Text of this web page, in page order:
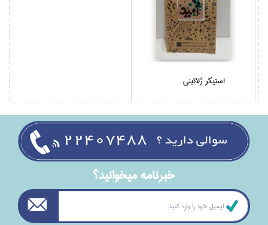
استيكر ژلاتيني
خبرنامه ميخوانيد؟